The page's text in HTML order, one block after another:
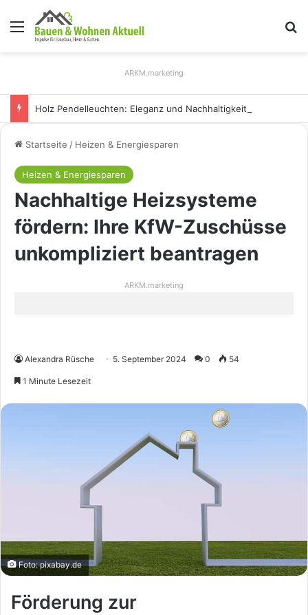
Menü
ARKM.marketing
Startseite / Heizen & Energiesparen
Heizen & Energiesparen
Nachhaltige Heizsysteme
fördern: Ihre KfW-Zuschüsse
unkompliziert beantragen
ARKM.marketing
Alexandra Rüsche 5. September 2024 0 54
1 Minute Lesezeit
Foto: pixabay.de
Förderung zur